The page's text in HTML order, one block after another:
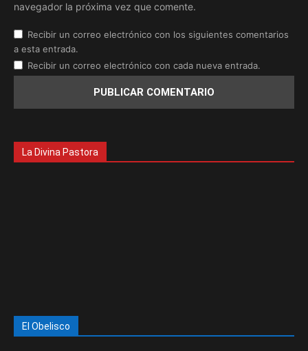
navegador la próxima vez que comente.
Recibir un correo electrónico con los siguientes comentarios
a esta entrada.
Recibir un correo electrónico con cada nueva entrada.
La Divina Pastora
El Obelisco